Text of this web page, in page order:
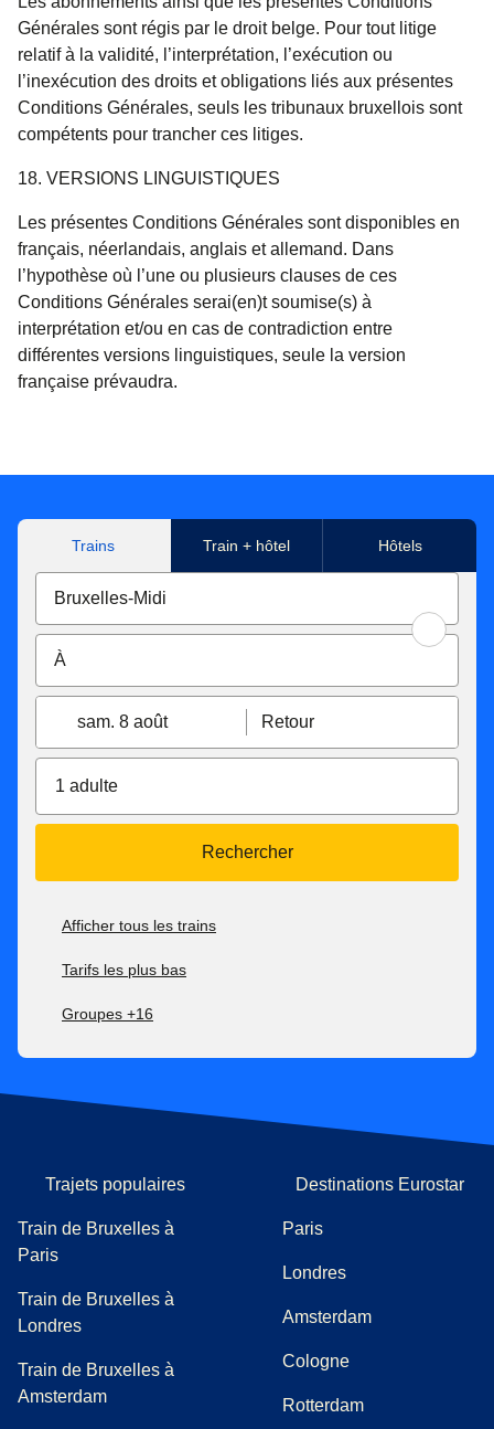
Générales sont régis par le droit belge. Pour tout litige
relatif à la validité, l’interprétation, l’exécution ou
l’inexécution des droits et obligations liés aux présentes
Conditions Générales, seuls les tribunaux bruxellois sont
compétents pour trancher ces litiges.
18. VERSIONS LINGUISTIQUES
Les présentes Conditions Générales sont disponibles en
français, néerlandais, anglais et allemand. Dans
l’hypothèse où l’une ou plusieurs clauses de ces
Conditions Générales serai(en)t soumise(s) à
interprétation et/ou en cas de contradiction entre
différentes versions linguistiques, seule la version
française prévaudra.
Trains Train + hôtel Hôtels
sam. 8 août Retour
1 adulte
Rechercher
Afficher tous les trains
Tarifs les plus bas
Groupes +16
Trajets populaires
Train de Bruxelles à
Paris
Train de Bruxelles à
Londres
Train de Bruxelles à
Amsterdam
Destinations Eurostar
Paris
Londres
Amsterdam
Cologne
Rotterdam